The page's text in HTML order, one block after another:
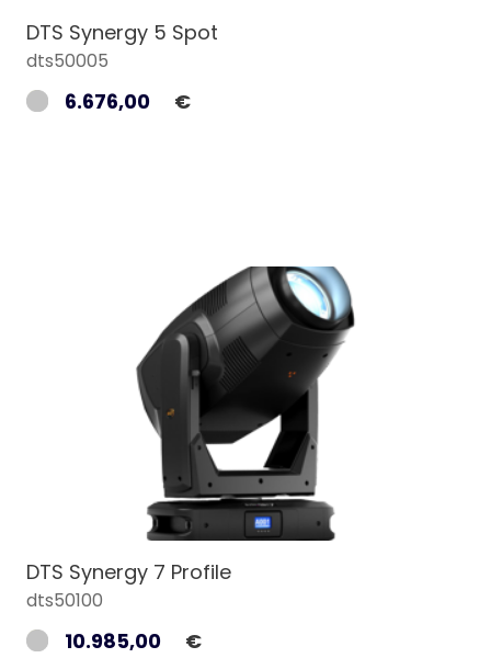
DTS Synergy 5 Spot
dts50005
6.676,00 €
DTS Synergy 7 Profile
dts50100
10.985,00 €